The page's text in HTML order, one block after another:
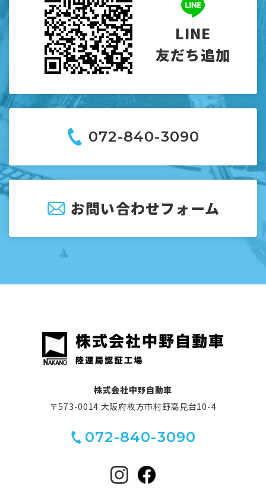
LINE
友だち追加
072-840-3090
お問い合わせフォーム
株式会社中野自動車
〒573-0014 大阪府枚方市村野高見台10-4
072-840-3090